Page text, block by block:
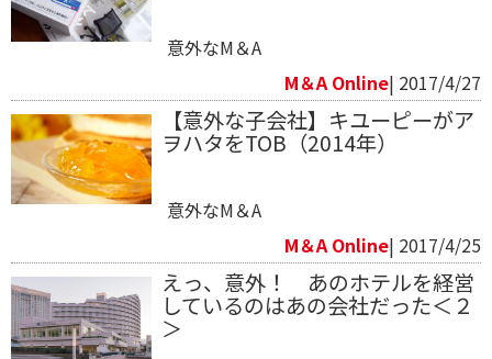
意外なM＆A
M＆A Online| 2017/4/27
【意外な子会社】キユーピーがア
ヲハタをTOB（2014年）
意外なM＆A
M＆A Online| 2017/4/25
えっ、意外！ あのホテルを経営
しているのはあの会社だった＜２
＞